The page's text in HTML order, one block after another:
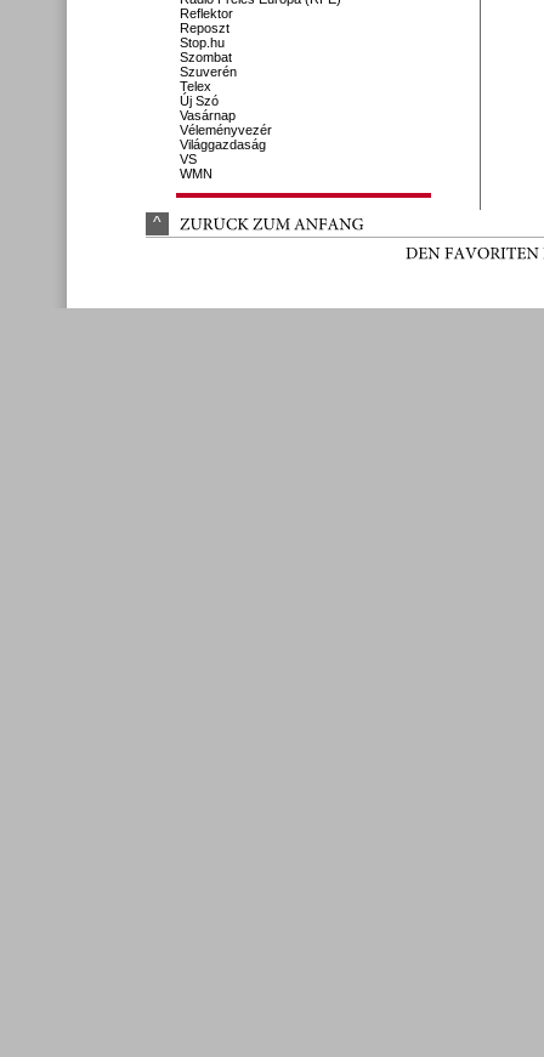
Reflektor
Reposzt
Stop.hu
Szombat
Szuverén
Telex
Új Szó
Vasárnap
Véleményvezér
Világgazdaság
VS
WMN
^ ZURÜCK ZUM ANFANG
DEN FAVORITEN